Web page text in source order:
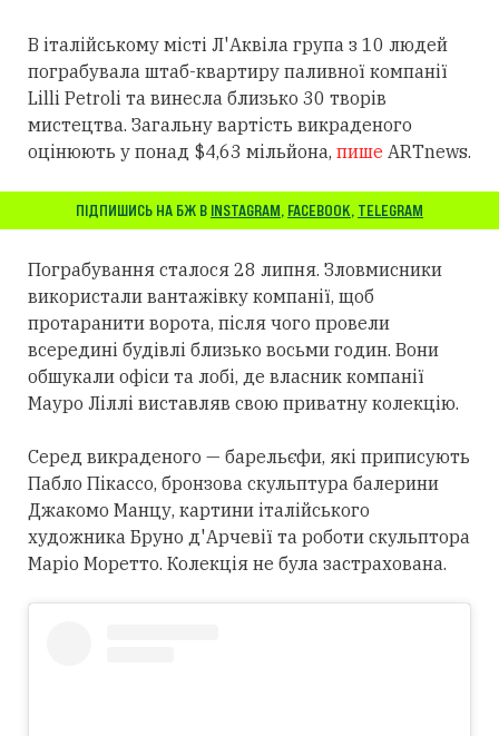
В італійському місті Л'Аквіла група з 10 людей
пограбувала штаб-квартиру паливної компанії
Lilli Petroli та винесла близько 30 творів
мистецтва. Загальну вартість викраденого
оцінюють у понад $4,63 мільйона, пише ARTnews.
ПІДПИШИСЬ НА БЖ В INSTAGRAM, FACEBOOK, TELEGRAM
Пограбування сталося 28 липня. Зловмисники
використали вантажівку компанії, щоб
протаранити ворота, після чого провели
всередині будівлі близько восьми годин. Вони
обшукали офіси та лобі, де власник компанії
Мауро Ліллі виставляв свою приватну колекцію.
Серед викраденого — барельєфи, які приписують
Пабло Пікассо, бронзова скульптура балерини
Джакомо Манцу, картини італійського
художника Бруно д'Арчевії та роботи скульптора
Маріо Моретто. Колекція не була застрахована.